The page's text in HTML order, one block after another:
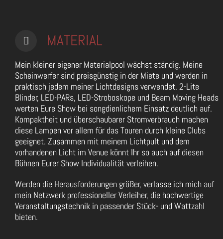
MATERIAL
Mein kleiner eigener Materialpool wächst ständig. Meine
Scheinwerfer sind preisgünstig in der Miete und werden in
praktisch jedem meiner Lichtdesigns verwendet. 2-Lite
Blinder, LED-PARs, LED-Stroboskope und Beam Moving Heads
werten Eure Show bei songdienlichem Einsatz deutlich auf.
Kompaktheit und überschaubarer Stromverbrauch machen
diese Lampen vor allem für das Touren durch kleine Clubs
geeignet. Zusammen mit meinem Lichtpult und dem
vorhandenen Licht im Venue könnt Ihr so auch auf diesen
Bühnen Eurer Show Individualität verleihen.
Werden die Herausforderungen größer, verlasse ich mich auf
mein Netzwerk professioneller Verleiher, die hochwertige
Veranstaltungstechnik in passender Stück- und Wattzahl
bieten.